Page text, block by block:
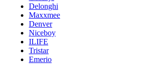
Delonghi
Maxxmee
Denver
Niceboy
ILIFE
Tristar
Emerio